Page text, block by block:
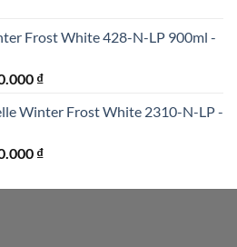
₫.là:
Frost White 428-N-LP 900ml -
₫.
₫Giá
tại
290.000 ₫.
Winter Frost White 2310-N-LP -
₫Giá
tại